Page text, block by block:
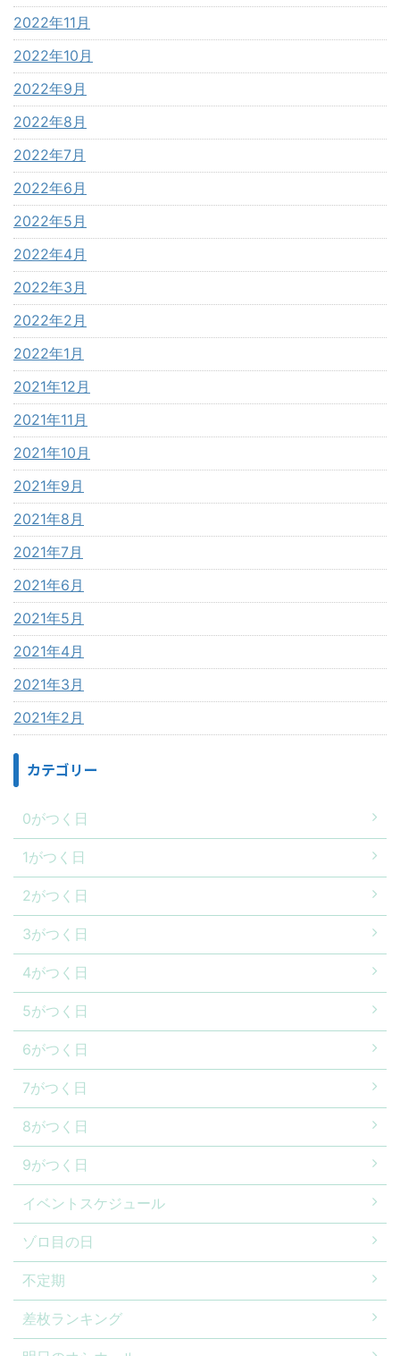
2022年11月
2022年10月
2022年9月
2022年8月
2022年7月
2022年6月
2022年5月
2022年4月
2022年3月
2022年2月
2022年1月
2021年12月
2021年11月
2021年10月
2021年9月
2021年8月
2021年7月
2021年6月
2021年5月
2021年4月
2021年3月
2021年2月
カテゴリー
0がつく日
1がつく日
2がつく日
3がつく日
4がつく日
5がつく日
6がつく日
7がつく日
8がつく日
9がつく日
イベントスケジュール
ゾロ目の日
不定期
差枚ランキング